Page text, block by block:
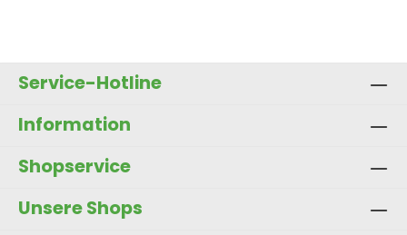
Service-Hotline
Information
Shopservice
Unsere Shops